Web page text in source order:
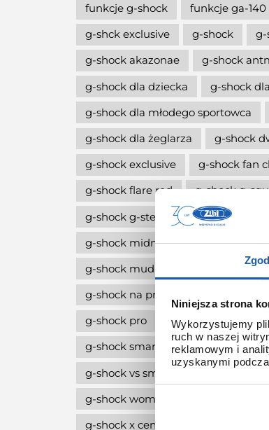
Niniejsza strona
Wykorzystujemy
ruch w naszej
reklamowym i
uzyskanymi
funkcje g-shock
funkcje ga-140
g-shck exclusive
g-shock
g-
g-shock akazonae
g-shock
g-shock dla dziecka
g-shock
g-shock dla młodego sportowca
g-shock dla żeglarza
g-shock
g-shock exclusive
g-shock fan
g-shock flare red
g-shock g-
g-shock g-steel
g-shock
g-shock midnight green
g-
g-shock mudmaster
g-shock
g-shock na prezent
g-shock pro
g-shock
g-shock smartwatch
g-shock
g-shock vs smartwatch
g-shock women
g-shock x central cee